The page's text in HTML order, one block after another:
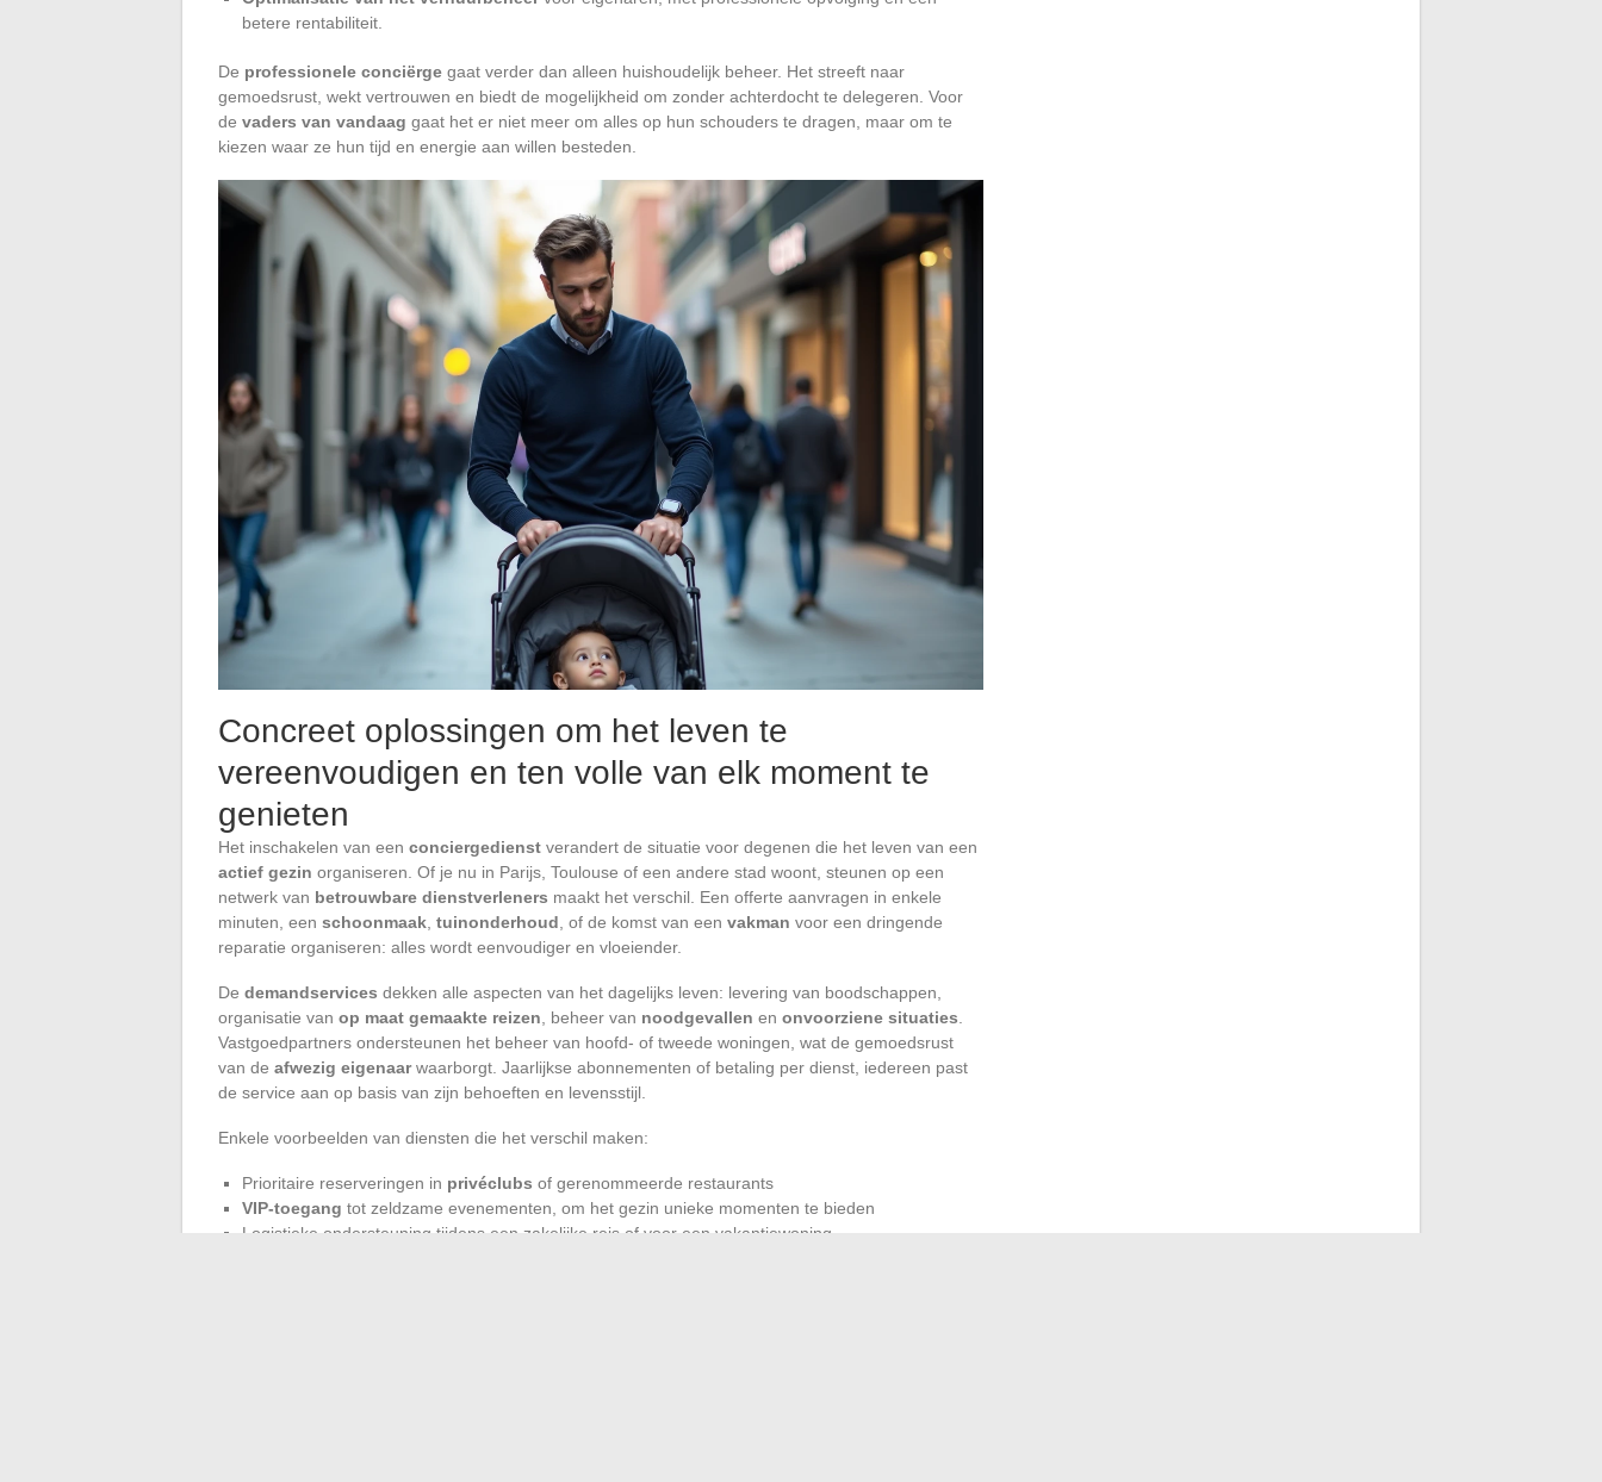
betere rentabiliteit.
De professionele conciërge gaat verder dan alleen huishoudelijk beheer. Het streeft naar
gemoedsrust, wekt vertrouwen en biedt de mogelijkheid om zonder achterdocht te delegeren. Voor
de vaders van vandaag gaat het er niet meer om alles op hun schouders te dragen, maar om te
kiezen waar ze hun tijd en energie aan willen besteden.
Concreet oplossingen om het leven te
vereenvoudigen en ten volle van elk moment te
genieten
Het inschakelen van een conciergedienst verandert de situatie voor degenen die het leven van een
actief gezin organiseren. Of je nu in Parijs, Toulouse of een andere stad woont, steunen op een
netwerk van betrouwbare dienstverleners maakt het verschil. Een offerte aanvragen in enkele
minuten, een schoonmaak tuinonderhoud , of de komst van een vakman voor een dringende
reparatie organiseren: alles wordt eenvoudiger en vloeiender.
De demandservices dekken alle aspecten van het dagelijks leven: levering van boodschappen,
organisatie van op maat gemaakte reizen , beheer van noodgevallen en onvoorziene situaties
Vastgoedpartners ondersteunen het beheer van hoofd- of tweede woningen, wat de gemoedsrust
van de afwezig eigenaarwaarborgt. Jaarlijkse abonnementen of betaling per dienst, iedereen past
de service aan op basis van zijn behoeften en levensstijl.
Enkele voorbeelden van diensten die het verschil maken:
Prioritaire reserveringen in privéclubs of gerenommeerde restaurants
VIP-toegang tot zeldzame evenementen, om het gezin unieke momenten te bieden
Logistieke ondersteuning tijdens een zakelijke reis of voor een vakantiewoning